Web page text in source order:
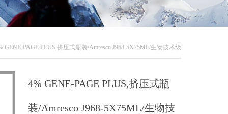
GENE-PAGE PLUS,挤压式瓶装/Amresco J968-5X75ML/生物技术级
4% GENE-PAGE PLUS,挤压式瓶
装/Amresco J968-5X75ML/生物技